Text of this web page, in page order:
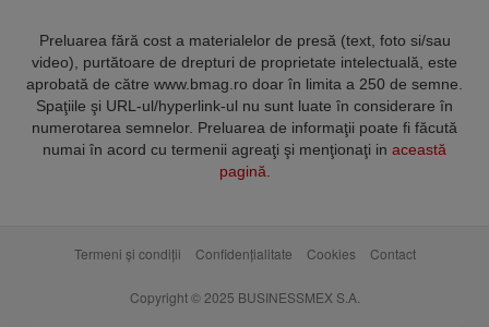
Preluarea fără cost a materialelor de presă (text, foto si/sau
video), purtătoare de drepturi de proprietate intelectuală, este
aprobată de către www.bmag.ro doar în limita a 250 de semne.
Spaţiile şi URL-ul/hyperlink-ul nu sunt luate în considerare în
numerotarea semnelor. Preluarea de informaţii poate fi făcută
numai în acord cu termenii agreaţi şi menţionaţi in această
pagină
Termeni și condiții Confidențialitate Cookies Contact
Copyright © 2025 BUSINESSMEX S.A.